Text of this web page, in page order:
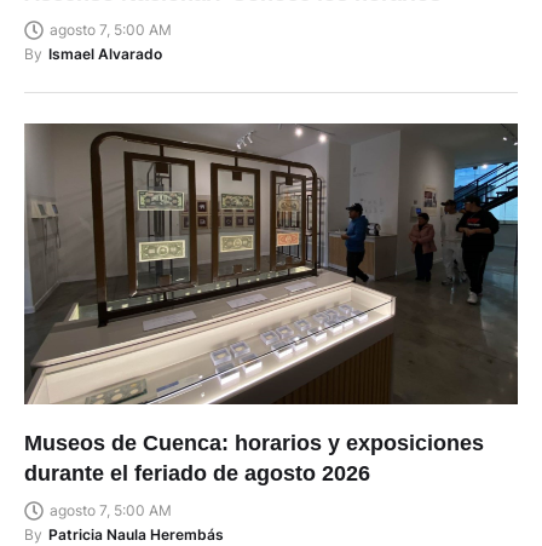
agosto 7, 5:00 AM
By Ismael Alvarado
Museos de Cuenca: horarios y exposiciones
durante el feriado de agosto 2026
agosto 7, 5:00 AM
By Patricia Naula Herembás